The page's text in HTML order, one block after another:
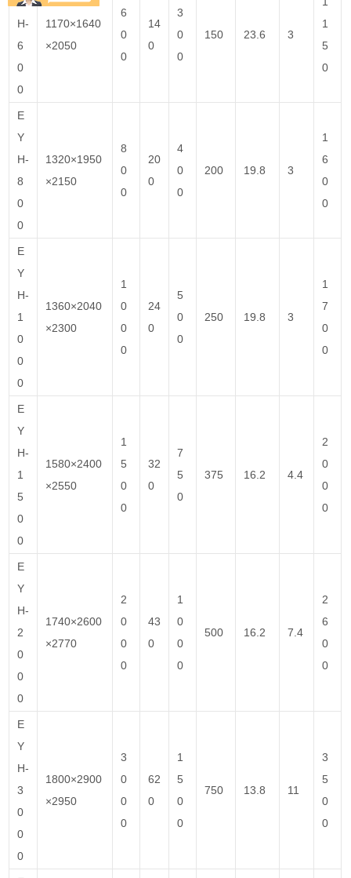
H-
6
0
0
1170×1640
×2050
6
0
0
14
0
3
0
0
150 23.6 3
1
5
0
E
Y
H-
8
0
0
1320×1950
×2150
8
0
0
20
0
4
0
0
200 19.8 3
1
6
0
0
E
Y
H-
1
0
0
0
1360×2040
×2300
1
0
0
0
24
0
5
0
0
250 19.8 3
1
7
0
0
E
Y
H-
1
5
0
0
1580×2400
×2550
1
5
0
0
32
0
7
5
0
375 16.2 4.4
2
0
0
0
E
Y
H-
2
0
0
0
1740×2600
×2770
2
0
0
0
43
0
1
0
0
0
500 16.2 7.4
2
6
0
0
E
Y
H-
3
0
0
0
1800×2900
×2950
3
0
0
0
62
0
1
5
0
0
750 13.8 11
3
5
0
0